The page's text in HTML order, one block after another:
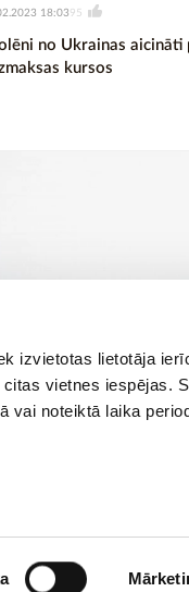
izvietotas lietotāja
vietnes iespējas.
vai noteiktā laika
no Ukrainas aicināti
kursos
18:0395
pedagogus
Rēzeknē par
projektos un